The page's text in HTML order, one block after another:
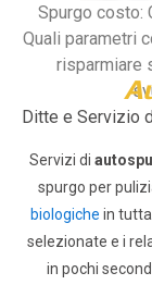
Spurgo costo:
Quali parametri
risparmiare
Ditte e Servizio
Servizi di
spurgo per
biologiche in tutta
selezionate e i
in pochi